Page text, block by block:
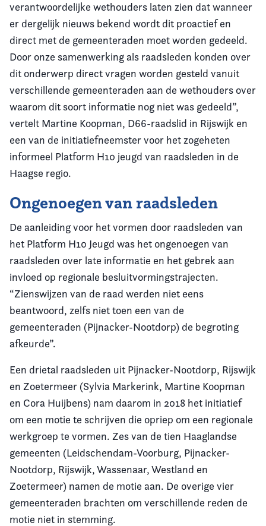
verantwoordelijke wethouders laten zien dat wanneer
er dergelijk nieuws bekend wordt dit proactief en
direct met de gemeenteraden moet worden gedeeld.
Door onze samenwerking als raadsleden konden over
dit onderwerp direct vragen worden gesteld vanuit
verschillende gemeenteraden aan de wethouders over
waarom dit soort informatie nog niet was gedeeld”,
vertelt Martine Koopman, D66-raadslid in Rijswijk en
een van de initiatiefneemster voor het zogeheten
informeel Platform H10 jeugd van raadsleden in de
Haagse regio.
Ongenoegen van raadsleden
De aanleiding voor het vormen door raadsleden van
het Platform H10 Jeugd was het ongenoegen van
raadsleden over late informatie en het gebrek aan
invloed op regionale besluitvormingstrajecten.
“Zienswijzen van de raad werden niet eens
beantwoord, zelfs niet toen een van de
gemeenteraden (Pijnacker-Nootdorp) de begroting
afkeurde”.
Een drietal raadsleden uit Pijnacker-Nootdorp, Rijswijk
en Zoetermeer (Sylvia Markerink, Martine Koopman
en Cora Huijbens) nam daarom in 2018 het initiatief
om een motie te schrijven die opriep om een regionale
werkgroep te vormen. Zes van de tien Haaglandse
gemeenten (Leidschendam-Voorburg, Pijnacker-
Nootdorp, Rijswijk, Wassenaar, Westland en
Zoetermeer) namen de motie aan. De overige vier
gemeenteraden brachten om verschillende reden de
motie niet in stemming.